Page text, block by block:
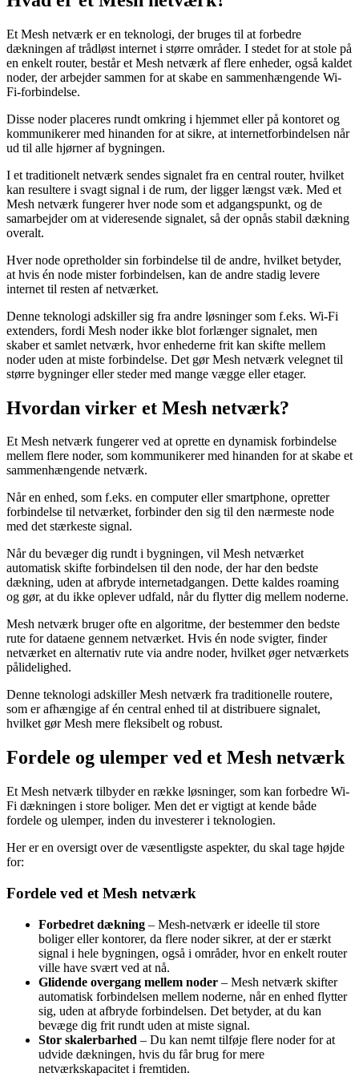
Et Mesh netværk er en teknologi, der bruges til at forbedre
dækningen af trådløst internet i større områder. I stedet for at stole på
en enkelt router, består et Mesh netværk af flere enheder, også kaldet
noder, der arbejder sammen for at skabe en sammenhængende Wi-
Fi-forbindelse.
Disse noder placeres rundt omkring i hjemmet eller på kontoret og
kommunikerer med hinanden for at sikre, at internetforbindelsen når
ud til alle hjørner af bygningen.
I et traditionelt netværk sendes signalet fra en central router, hvilket
kan resultere i svagt signal i de rum, der ligger længst væk. Med et
Mesh netværk fungerer hver node som et adgangspunkt, og de
samarbejder om at videresende signalet, så der opnås stabil dækning
overalt.
Hver node opretholder sin forbindelse til de andre, hvilket betyder,
at hvis én node mister forbindelsen, kan de andre stadig levere
internet til resten af netværket.
Denne teknologi adskiller sig fra andre løsninger som f.eks. Wi-Fi
extenders, fordi Mesh noder ikke blot forlænger signalet, men
skaber et samlet netværk, hvor enhederne frit kan skifte mellem
noder uden at miste forbindelse. Det gør Mesh netværk velegnet til
større bygninger eller steder med mange vægge eller etager.
Hvordan virker et Mesh netværk?
Et Mesh netværk fungerer ved at oprette en dynamisk forbindelse
mellem flere noder, som kommunikerer med hinanden for at skabe et
sammenhængende netværk.
Når en enhed, som f.eks. en computer eller smartphone, opretter
forbindelse til netværket, forbinder den sig til den nærmeste node
med det stærkeste signal.
Når du bevæger dig rundt i bygningen, vil Mesh netværket
automatisk skifte forbindelsen til den node, der har den bedste
dækning, uden at afbryde internetadgangen. Dette kaldes roaming
og gør, at du ikke oplever udfald, når du flytter dig mellem noderne.
Mesh netværk bruger ofte en algoritme, der bestemmer den bedste
rute for dataene gennem netværket. Hvis én node svigter, finder
netværket en alternativ rute via andre noder, hvilket øger netværkets
pålidelighed.
Denne teknologi adskiller Mesh netværk fra traditionelle routere,
som er afhængige af én central enhed til at distribuere signalet,
hvilket gør Mesh mere fleksibelt og robust.
Fordele og ulemper ved et Mesh netværk
Et Mesh netværk tilbyder en række løsninger, som kan forbedre Wi-
Fi dækningen i store boliger. Men det er vigtigt at kende både
fordele og ulemper, inden du investerer i teknologien.
Her er en oversigt over de væsentligste aspekter, du skal tage højde
for:
Fordele ved et Mesh netværk
Forbedret dækning – Mesh-netværk er ideelle til store
boliger eller kontorer, da flere noder sikrer, at der er stærkt
signal i hele bygningen, også i områder, hvor en enkelt router
ville have svært ved at nå.
Glidende overgang mellem noder – Mesh netværk skifter
automatisk forbindelsen mellem noderne, når en enhed flytter
sig, uden at afbryde forbindelsen. Det betyder, at du kan
bevæge dig frit rundt uden at miste signal.
Stor skalerbarhed – Du kan nemt tilføje flere noder for at
udvide dækningen, hvis du får brug for mere
netværkskapacitet i fremtiden.